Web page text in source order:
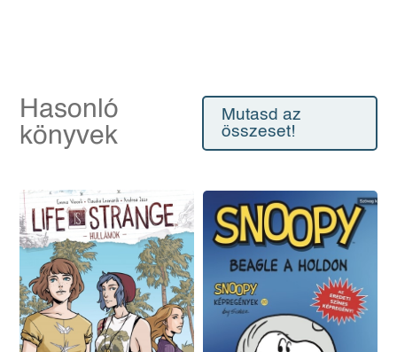
Hasonló
könyvek
Mutasd az
összeset!